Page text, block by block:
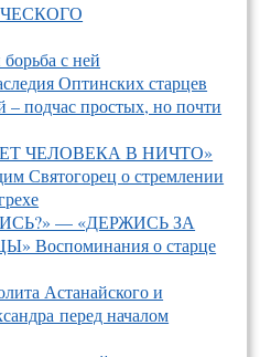
с ней
Оптинских старцев
подчас простых, но почти
ЧЕЛОВЕКА В НИЧТО»
Святогорец о стремлении
— «ДЕРЖИСЬ ЗА
Воспоминания о старце
Астанайского и
перед началом